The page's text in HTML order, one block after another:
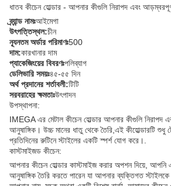
ধাতব কীচেন হোল্ডার - আপনার কীগুলি নিরাপদ এবং
ব্র্যান্ড নামঃআইমেগা
উৎপত্তিস্থল:চীন
ন্যূনতম অর্ডার পরিমাণঃ500
দাম:কারখানার দাম
প্যাকেজিংয়ের বিবরণঃপলিব্যাগ
ডেলিভারি সময়ঃ৪৫-৫৫ দিন
অর্থ প্রদানের শর্তাবলী:টিটি
সরবরাহের ক্ষমতাঃউৎপাদন
উপস্থাপনা:
IMEGA এর মেটাল কীচেন হোল্ডার আপনার কীগুলি নিরাপদ
আনুষাঙ্গিক। উচ্চ মানের ধাতু থেকে তৈরি,এই কীহোল্ডারটি
প্রতিদিনের রুটিনে স্টাইলের একটি স্পর্শ যোগ করে।.
কাস্টমাইজড কীচেন:
আপনার কীচেন হোল্ডার কাস্টমাইজ করার অপশন দিয়ে,
আনুষাঙ্গিক তৈরি করতে পারেন যা আপনার ব্যক্তিগত